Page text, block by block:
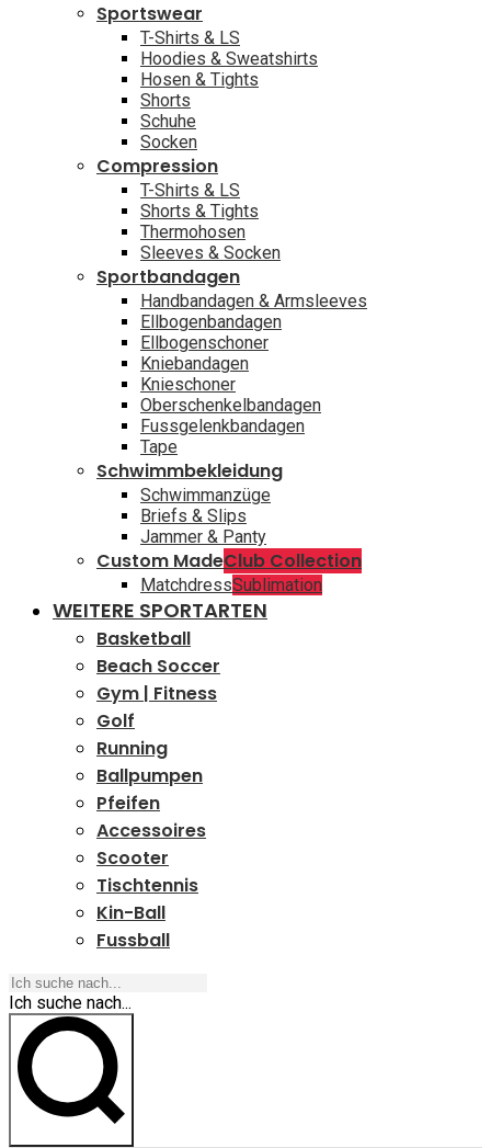
Sportswear
T-Shirts & LS
Hoodies & Sweatshirts
Hosen & Tights
Shorts
Schuhe
Socken
Compression
T-Shirts & LS
Shorts & Tights
Thermohosen
Sleeves & Socken
Sportbandagen
Handbandagen & Armsleeves
Ellbogenbandagen
Ellbogenschoner
Kniebandagen
Knieschoner
Oberschenkelbandagen
Fussgelenkbandagen
Tape
Schwimmbekleidung
Schwimmanzüge
Briefs & Slips
Jammer & Panty
Custom MadeClub Collection
MatchdressSublimation
WEITERE SPORTARTEN
Basketball
Beach Soccer
Gym | Fitness
Golf
Running
Ballpumpen
Pfeifen
Accessoires
Scooter
Tischtennis
Kin-Ball
Fussball
Ich suche nach...